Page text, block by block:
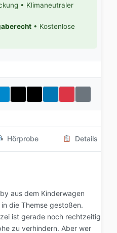
• Klimaneutraler
• Kostenlose
Hörprobe Details
aus dem Kinderwagen
die Themse gestoßen.
ist gerade noch rechtzeitig
zu verhindern. Aber wer